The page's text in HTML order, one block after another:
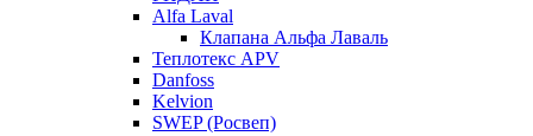
Alfa Laval
Клапана Альфа Лаваль
Теплотекс APV
Danfoss
Kelvion
SWEP (Росвеп)